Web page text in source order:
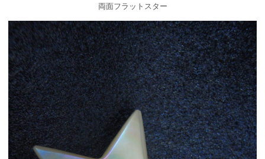
両面フラットスター